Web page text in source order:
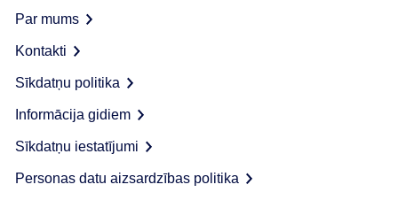
Par mums
Kontakti
Sīkdatņu politika
Informācija gidiem
Sīkdatņu iestatījumi
Personas datu aizsardzības politika